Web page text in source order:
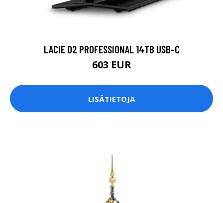
LACIE D2 PROFESSIONAL 14TB USB-C
603 EUR
LISÄTIETOJA